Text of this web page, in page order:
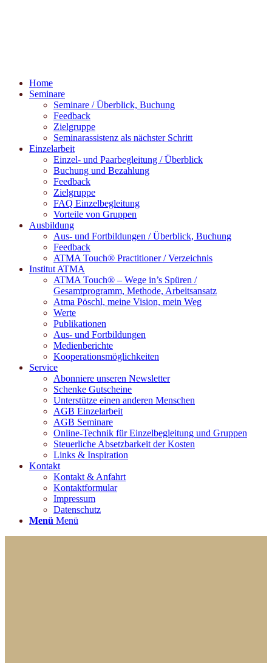
Home
Seminare
Seminare / Überblick, Buchung
Feedback
Zielgruppe
Seminarassistenz als nächster Schritt
Einzelarbeit
Einzel- und Paarbegleitung / Überblick
Buchung und Bezahlung
Feedback
Zielgruppe
FAQ Einzelbegleitung
Vorteile von Gruppen
Ausbildung
Aus- und Fortbildungen / Überblick, Buchung
Feedback
ATMA Touch® Practitioner / Verzeichnis
Institut ATMA
ATMA Touch® – Wege in’s Spüren /
Gesamtprogramm, Methode, Arbeitsansatz
Atma Pöschl, meine Vision, mein Weg
Werte
Publikationen
Aus- und Fortbildungen
Medienberichte
Kooperationsmöglichkeiten
Service
Abonniere unseren Newsletter
Schenke Gutscheine
Unterstütze einen anderen Menschen
AGB Einzelarbeit
AGB Seminare
Online-Technik für Einzelbegleitung und Gruppen
Steuerliche Absetzbarkeit der Kosten
Links & Inspiration
Kontakt
Kontakt & Anfahrt
Kontaktformular
Impressum
Datenschutz
Menü Menü